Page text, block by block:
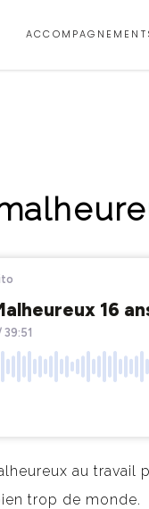
au travail
trop de monde.